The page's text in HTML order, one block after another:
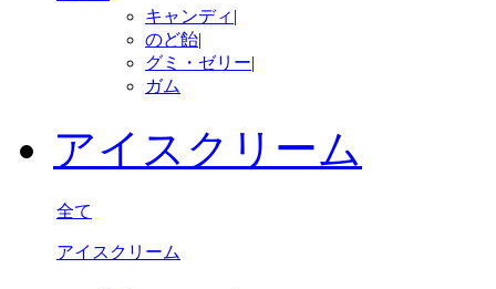
キャンディ |
のど飴|
グミ・ゼリー|
ガム
アイスクリーム
全て
アイスクリーム